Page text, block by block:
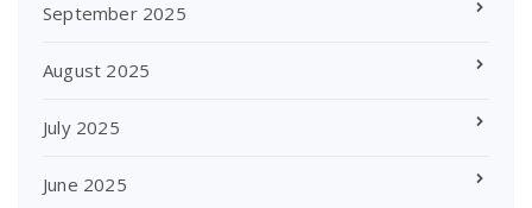
September 2025
August 2025
July 2025
June 2025